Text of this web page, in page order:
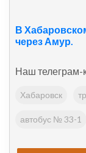
В
через Амур.
Наш телеграм-
Хабаровск
автобус № 33-1